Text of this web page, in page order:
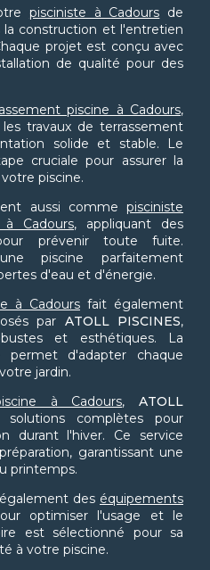
pisciniste à Cadours de
la construction et l'entretien
projet est conçu avec
de qualité pour des
piscine à Cadours,
les travaux de terrassement
solide et stable. Le
cruciale pour assurer la
piscine.
aussi commepisciniste
Cadours, appliquant des
prévenir toute fuite.
piscine parfaitement
d'eau et d'énergie.
à Cadours fait également
par ATOLL PISCINES,
et esthétiques. La
permet d'adapter chaque
jardin.
à Cadours,ATOLL
complètes pour
durant l'hiver. Ce service
garantissant une
printemps.
des équipements
optimiser l'usage et le
est sélectionné pour sa
à votre piscine.